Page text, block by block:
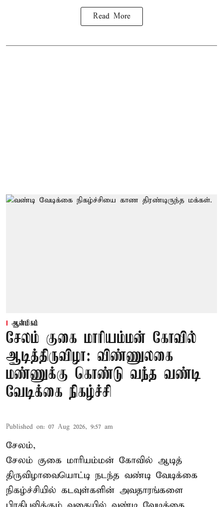
Read More
ஆன்மிகம்
சேலம் குகை மாரியம்மன் கோவில்
ஆடித்திருவிழா: விண்ணுலகை
மண்ணுக்கு கொண்டு வந்த வண்டி
வேடிக்கை நிகழ்ச்சி
Published on: 07 Aug 2026, 9:57 am
சேலம்,
சேலம் குகை மாரியம்மன் கோவில் ஆடித்
திருவிழாவையொட்டி நடந்த வண்டி வேடிக்கை
நிகழ்ச்சியில் கடவுள்களின் அவதாரங்களை